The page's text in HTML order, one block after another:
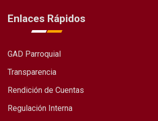
Enlaces Rápidos
GAD Parroquial
Transparencia
Rendición de Cuentas
Regulación Interna